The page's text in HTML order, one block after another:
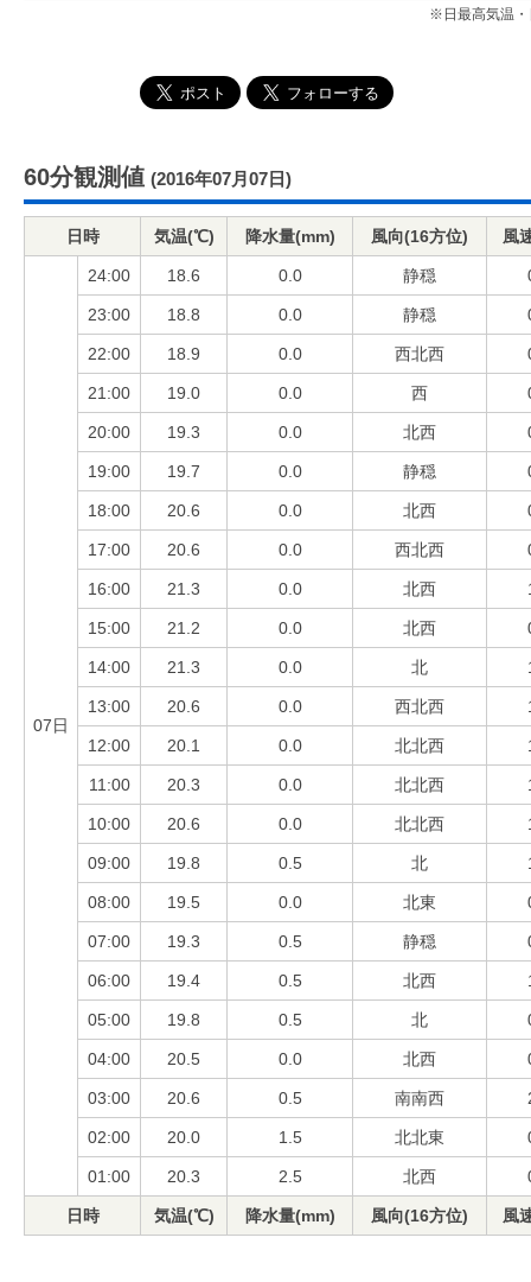
※日最高気温・
60分観測値 (2016年07月07日)
日時 気温(℃) 降水量(mm) 風向(16方位) 風
07日
24:00 18.6 0.0 静穏
23:00 18.8 0.0 静穏
22:00 18.9 0.0 西北西
21:00 19.0 0.0 西
20:00 19.3 0.0 北西
19:00 19.7 0.0 静穏
18:00 20.6 0.0 北西
17:00 20.6 0.0 西北西
16:00 21.3 0.0 北西
15:00 21.2 0.0 北西
14:00 21.3 0.0 北
13:00 20.6 0.0 西北西
12:00 20.1 0.0 北北西
11:00 20.3 0.0 北北西
10:00 20.6 0.0 北北西
09:00 19.8 0.5 北
08:00 19.5 0.0 北東
07:00 19.3 0.5 静穏
06:00 19.4 0.5 北西
05:00 19.8 0.5 北
04:00 20.5 0.0 北西
03:00 20.6 0.5 南南西
02:00 20.0 1.5 北北東
01:00 20.3 2.5 北西
日時 気温(℃) 降水量(mm) 風向(16方位) 風